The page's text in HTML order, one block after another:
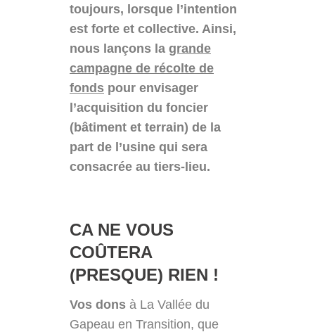
toujours, lorsque l’intention
est forte et collective. Ainsi,
nous lançons la grande
campagne de récolte de
fonds pour envisager
l’acquisition du foncier
(bâtiment et terrain) de la
part de l’usine qui sera
consacrée au tiers-lieu.
CA NE VOUS
COÛTERA
(PRESQUE) RIEN !
Vos dons à La Vallée du
Gapeau en Transition, que